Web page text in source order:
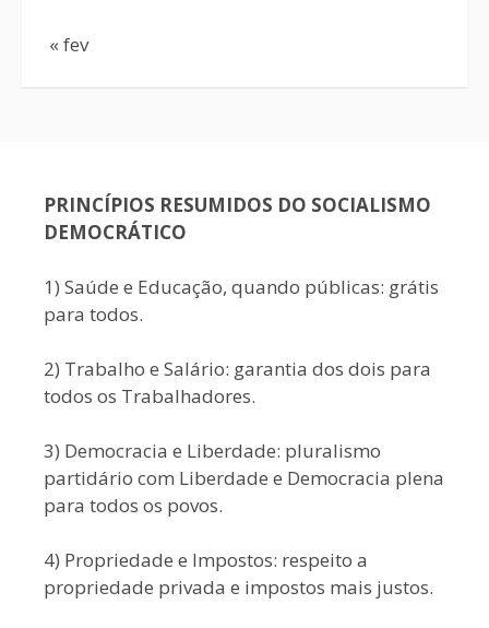
« fev
PRINCÍPIOS RESUMIDOS DO SOCIALISMO
DEMOCRÁTICO
1) Saúde e Educação, quando públicas: grátis
para todos.
2) Trabalho e Salário: garantia dos dois para
todos os Trabalhadores.
3) Democracia e Liberdade: pluralismo
partidário com Liberdade e Democracia plena
para todos os povos.
4) Propriedade e Impostos: respeito a
propriedade privada e impostos mais justos.